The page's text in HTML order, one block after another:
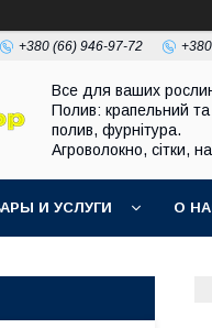
+380 (66) 946-97-72
Все для ваших
Полив: крапельний та
полив, фурнітура.
Агроволокно, сітки,
И УСЛУГИ О